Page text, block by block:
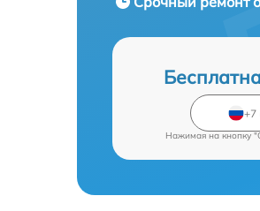
Нажимая на кнопку